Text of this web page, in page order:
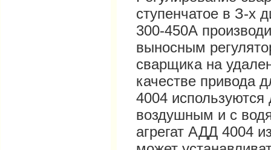
ступенчатое в З-х
300-450А
выносным
сварщика на
качестве привода
4004 используются
воздушным и с
агрегат АДД 4004